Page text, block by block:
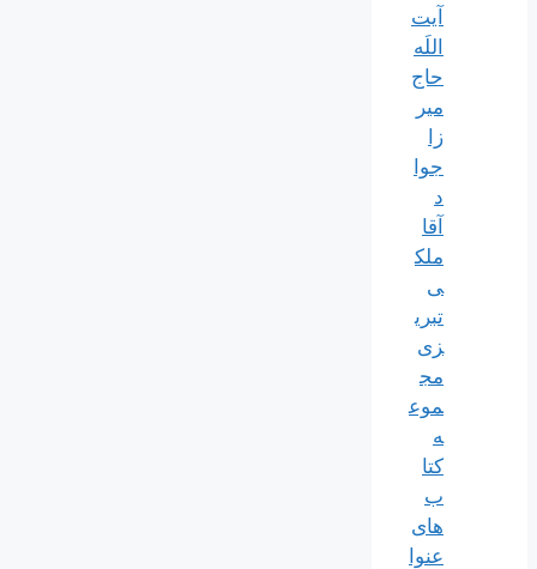
آیت
اللَه
حاج
میر
زا
جوا
آقا
ملک
ی
تبری
زی
مج
موع
ه
کتا
ب
های
عنوا